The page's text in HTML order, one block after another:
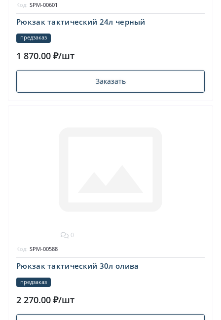
Рюкзак тактический 24л черный
предзаказ
Код: SPM-00601
1 870.00 ₽/шт
Заказать
0
Рюкзак тактический 30л олива
предзаказ
Код: SPM-00588
2 270.00 ₽/шт